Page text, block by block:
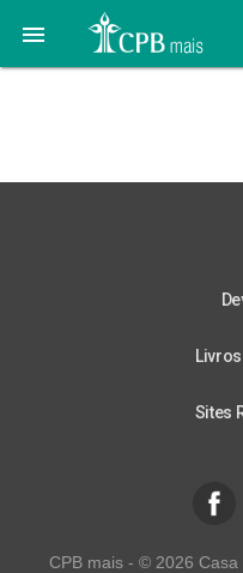

Sites
CPB mais - © 2026